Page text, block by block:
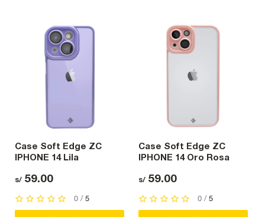
Case Soft Edge ZC
IPHONE 14 Lila
s/ 59.00
0 / 5
Case Soft Edge ZC
IPHONE 14 Oro Rosa
s/ 59.00
0 / 5